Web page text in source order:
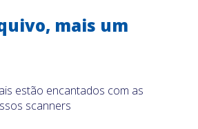
mais um
estão encantados com as
scanners